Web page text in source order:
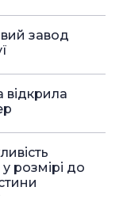
завод
відкрила
розмірі до